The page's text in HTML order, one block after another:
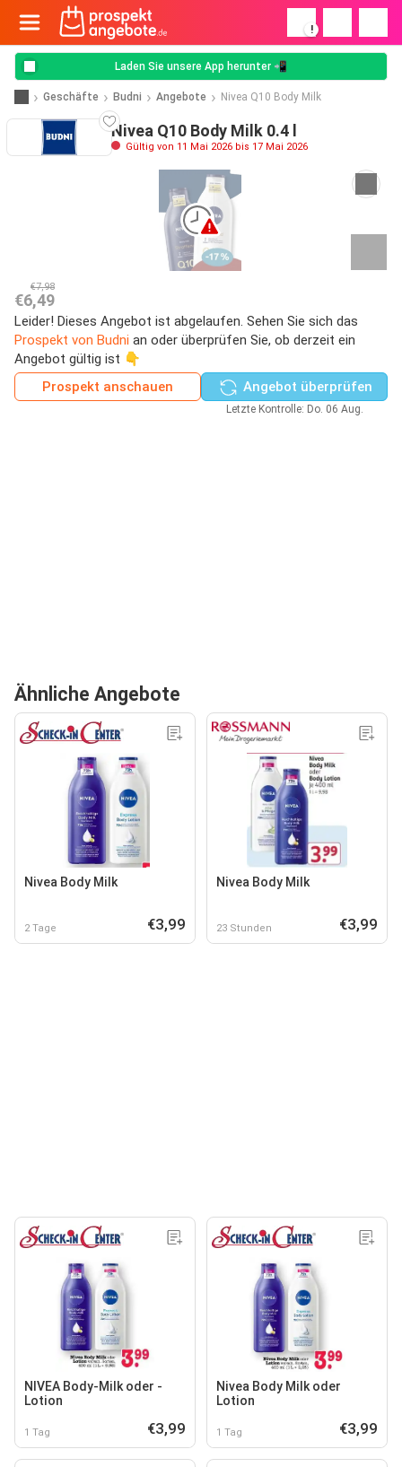
!
Laden Sie unsere App herunter 📲
Geschäfte Budni Angebote Nivea Q10 Body Milk
Nivea Q10 Body Milk 0.4 l
Gültig von 11 Mai 2026 bis 17 Mai 2026
€7,98
€6,49
Leider! Dieses Angebot ist abgelaufen. Sehen Sie sich das
Prospekt von Budni an oder überprüfen Sie, ob derzeit ein
Angebot gültig ist 👇
Prospekt anschauen
Angebot überprüfen
Letzte Kontrolle: Do. 06 Aug.
Ähnliche Angebote
Nivea Body Milk
2 Tage €3,99
Nivea Body Milk
23 Stunden €3,99
NIVEA Body-Milk oder -
Lotion
1 Tag €3,99
Nivea Body Milk oder
Lotion
1 Tag €3,99